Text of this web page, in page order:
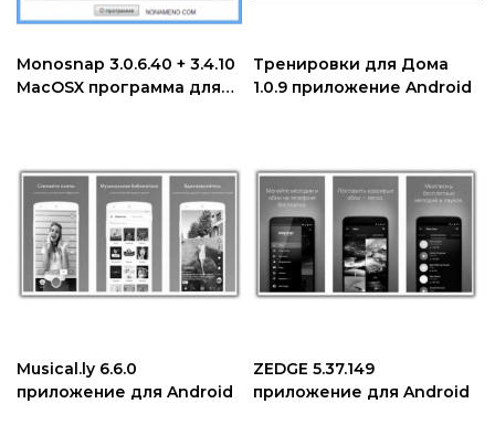
Monosnap 3.0.6.40 + 3.4.10
MacOSX программа для
Тренировки для Дома
1.0.9 приложение Android
Musical.ly 6.6.0
приложение для Android
ZEDGE 5.37.149
приложение для Android